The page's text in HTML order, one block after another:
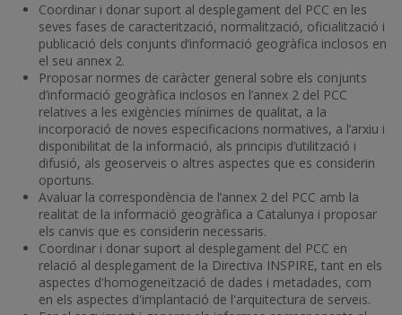
Coordinar i donar suport al desplegament del PCC en les
seves fases de caracterització, normalització, oficialització i
publicació dels conjunts d’informació geogràfica inclosos en
el seu annex 2.
Proposar normes de caràcter general sobre els conjunts
d’informació geogràfica inclosos en l’annex 2 del PCC
relatives a les exigències mínimes de qualitat, a la
incorporació de noves especificacions normatives, a l’arxiu i
disponibilitat de la informació, als principis d’utilització i
difusió, als geoserveis o altres aspectes que es considerin
oportuns.
Avaluar la correspondència de l’annex 2 del PCC amb la
realitat de la informació geogràfica a Catalunya i proposar
els canvis que es considerin necessaris.
Coordinar i donar suport al desplegament del PCC en
relació al desplegament de la Directiva INSPIRE, tant en els
aspectes d'homogeneïtzació de dades i metadades, com
en els aspectes d'implantació de l'arquitectura de serveis.